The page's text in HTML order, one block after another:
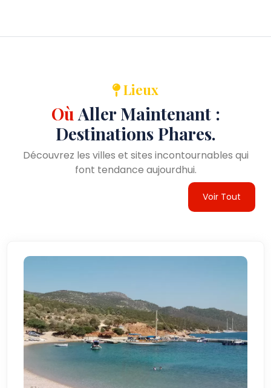
Lieux
Où Aller Maintenant :
Destinations Phares.
Découvrez les villes et sites incontournables qui
font tendance aujourdhui.
Voir Tout